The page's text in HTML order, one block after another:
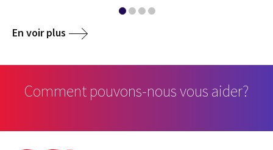
En voir plus
Comment pouvons-nous vous aider?